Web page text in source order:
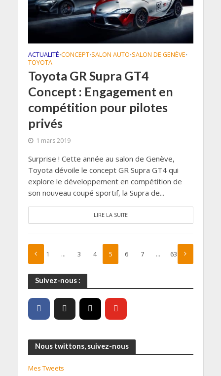
ACTUALITÉ•CONCEPT•SALON AUTO•SALON DE GENÈVE•
TOYOTA
Toyota GR Supra GT4
Concept : Engagement en
compétition pour pilotes
privés
1 mars 2019
Surprise ! Cette année au salon de Genève,
Toyota dévoile le concept GR Supra GT4 qui
explore le développement en compétition de
son nouveau coupé sportif, la Supra de...
LIRE LA SUITE
1 … 3 4 5 6 7 … 63
Suivez-nous :
Nous twittons, suivez-nous
Mes Tweets